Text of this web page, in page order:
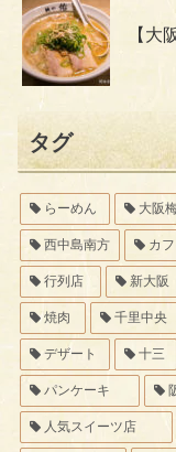
【大
タグ
らーめん 大阪
西中島南方 カ
行列店 新大阪
焼肉 千里中央
デザート 十三
パンケーキ
人気スイーツ店